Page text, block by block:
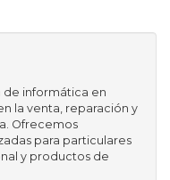
de informática en
la venta, reparación y
Ofrecemos
para particulares
y productos de